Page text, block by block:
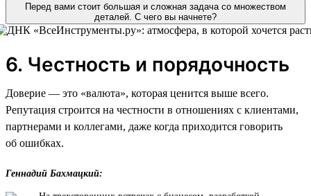
Перед вами стоит большая и сложная задача со множеством
деталей. С чего вы начнете?
6. Честность и порядочность
Доверие — это «валюта», которая ценится выше всего.
Репутация строится на честности в отношениях с клиентами,
партнерами и коллегами, даже когда приходится говорить
об ошибках.
Геннадий Бахмацкий: